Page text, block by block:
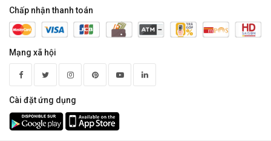
Chấp nhận thanh toán
Mạng xã hội
Cài đặt ứng dụng